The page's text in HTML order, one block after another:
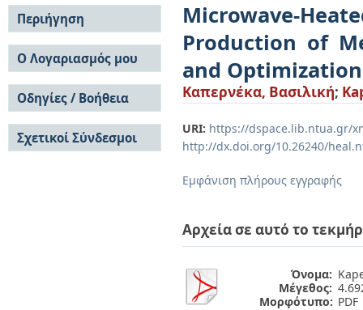
Microwave-
Production of
and
Καπερνέκα, Βασιλική;
URI: https://dspace.lib.ntua.gr/
http://dx.doi.org/10.26240/
Εμφάνιση πλήρους εγγραφής
Αρχεία σε αυτό το
Όνομα:
Μέγεθος:
Μορφότυπο: PDF
Περιήγηση
Σε όλο το DSpace
Κοινότητες & Συλλογές
Ανά Ημερομηνία
Έκδοσης
Συγγραφείς
Τίτλοι
Θέματα
Ο Λογαριασμός μου
Σύνδεση
Εγγραφή
Οδηγίες / Βοήθεια
Οδηγίες Υποβολής
Οδηγίες Χρήσης ΙΑ
Συχνές Ερωτήσεις
Σχετικοί Σύνδεσμοι